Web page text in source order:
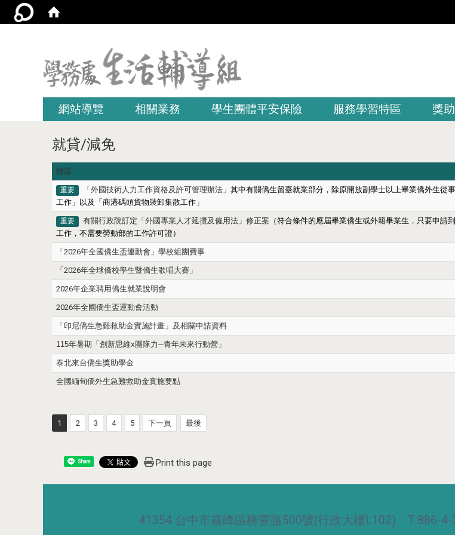
網站導覽 相關業務 學生團體平安保險 服務學習特區 獎
就貸/減免
標題
重要 「外國技術人力工作資格及許可管理辦法」 其中有關僑生留臺就業部分，除原開放副學士以上畢業僑外生從
工作」以及「商港碼頭貨物裝卸集散工作」
重要 有關行政院訂定「外國專業人才延攬及僱用法」修正案 （符合條件的應屆畢業僑生或外籍畢業生，只要申
工作，不需要勞動部的工作許可證）
「2026年全國僑生盃運動會」學校組團費事
「2026年全球僑校學生暨僑生歌唱大賽」
2026年企業聘用僑生就業說明會
2026年全國僑生盃運動會活動
「印尼僑生急難救助金實施計畫」及相關申請資料
115年暑期「創新思維x 團隊力─青年未來行動營」
泰北來台僑生獎助學金
全國緬甸僑外生急難救助金實施要點
1 2 3 4 5 下一頁 最後
Share Print this page
41354 台中市霧峰區柳豐路500號(行政大樓L102) T:886-